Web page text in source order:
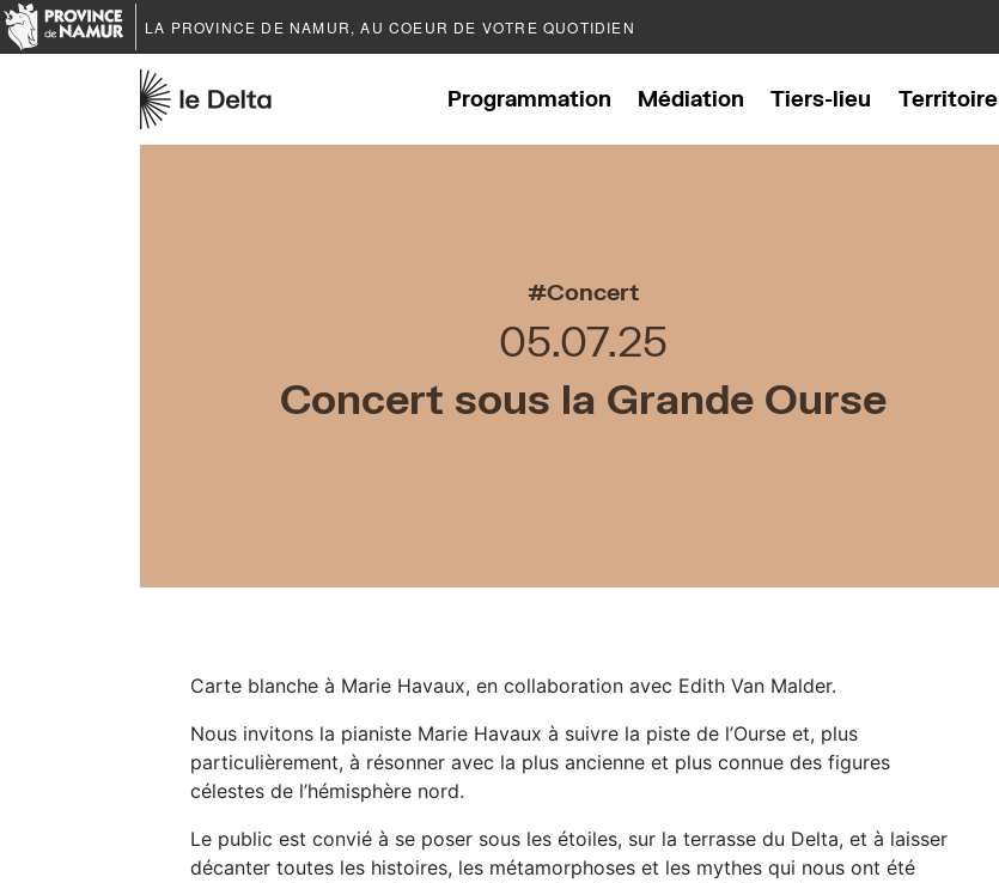
LA PROVINCE DE NAMUR, AU COEUR DE VOTRE QUOTIDIEN
Programmation Médiation Tiers-lieu Territoire
Concert
05.07.25
Concert sous la Grande Ourse
Carte blanche à Marie Havaux, en collaboration avec Edith Van Malder.
Nous invitons la pianiste Marie Havaux à suivre la piste de l’Ourse et, plus
particulièrement, à résonner avec la plus ancienne et plus connue des figures
célestes de l’hémisphère nord.
Le public est convié à se poser sous les étoiles, sur la terrasse du Delta, et à laisser
décanter toutes les histoires, les métamorphoses et les mythes qui nous ont été